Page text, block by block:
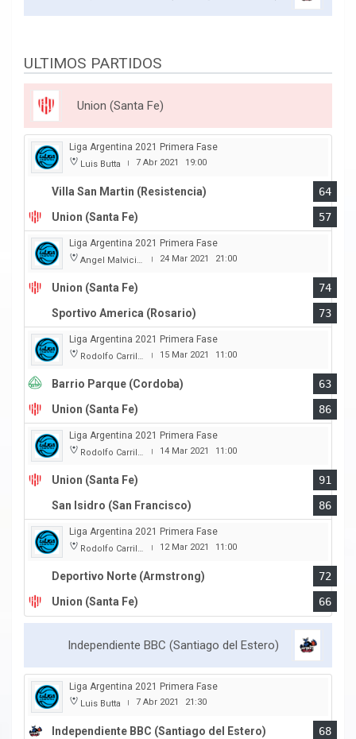
ULTIMOS PARTIDOS
Union (Santa Fe)
Liga Argentina 2021 Primera Fase
Luis Butta | 7 Abr 2021 19:00
Villa San Martin (Resistencia)
64
Union (Santa Fe)
57
Liga Argentina 2021 Primera Fase
Angel Malvicino | 24 Mar 2021 21:00
Union (Santa Fe)
74
Sportivo America (Rosario)
73
Liga Argentina 2021 Primera Fase
Rodolfo Carrillo | 15 Mar 2021 11:00
Barrio Parque (Cordoba)
63
Union (Santa Fe)
86
Liga Argentina 2021 Primera Fase
Rodolfo Carrillo | 14 Mar 2021 11:00
Union (Santa Fe)
91
San Isidro (San Francisco)
86
Liga Argentina 2021 Primera Fase
Rodolfo Carrillo | 12 Mar 2021 11:00
Deportivo Norte (Armstrong)
72
Union (Santa Fe)
66
Independiente BBC (Santiago del Estero)
Liga Argentina 2021 Primera Fase
Luis Butta | 7 Abr 2021 21:30
Independiente BBC (Santiago del Estero)
68